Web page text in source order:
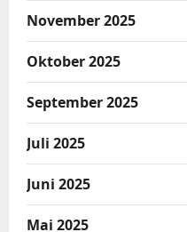
November 2025
Oktober 2025
September 2025
Juli 2025
Juni 2025
Mai 2025